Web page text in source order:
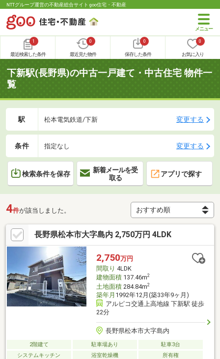
NTTグループ運営の不動産総合サイト goo住宅・不動産
1
最近検索した条件
0
最近見た物件
0
保存した条件
0
お気に入り
下新駅(長野県)の中古一戸建て・中古住宅 物件一
覧
駅 松本電気鉄道/下新 変更する
条件 指定なし 変更する
検索条件を保存
新着メールを受
取る
アプリで探す
4件が該当しました。
長野県松本市大字島内 2,750万円 4LDK
2,750万円
間取り 4LDK
建物面積137.46m2
土地面積284.84m2
築年月 1992年12月(築33年9ヶ月)
アルピコ交通上高地線 下新駅 徒歩
22分
長野県松本市大字島内
2階建て 駐車場あり
駐車3台
システムキッチン
浴室乾燥機 所有権